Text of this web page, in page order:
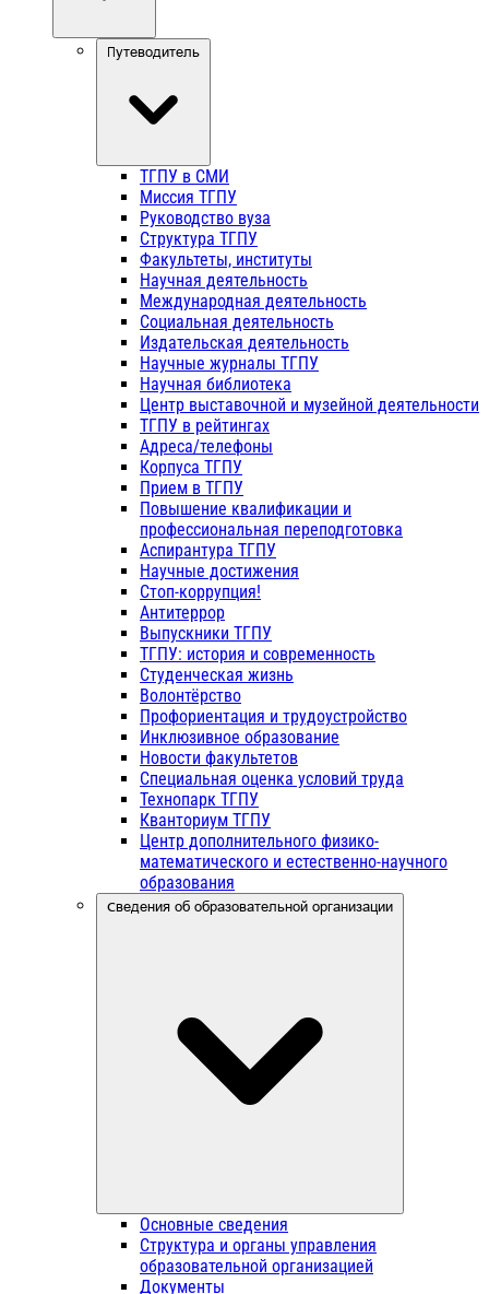
Путеводитель
ТГПУ в СМИ
Миссия ТГПУ
Руководство вуза
Структура ТГПУ
Факультеты, институты
Научная деятельность
Международная деятельность
Социальная деятельность
Издательская деятельность
Научные журналы ТГПУ
Научная библиотека
Центр выставочной и музейной деятельности
ТГПУ в рейтингах
Адреса/телефоны
Корпуса ТГПУ
Прием в ТГПУ
Повышение квалификации и
профессиональная переподготовка
Аспирантура ТГПУ
Научные достижения
Стоп-коррупция!
Антитеррор
Выпускники ТГПУ
ТГПУ: история и современность
Студенческая жизнь
Волонтёрство
Профориентация и трудоустройство
Инклюзивное образование
Новости факультетов
Специальная оценка условий труда
Технопарк ТГПУ
Кванториум ТГПУ
Центр дополнительного физико-
математического и естественно-научного
образования
Сведения об образовательной организации
Основные сведения
Структура и органы управления
образовательной организацией
Документы